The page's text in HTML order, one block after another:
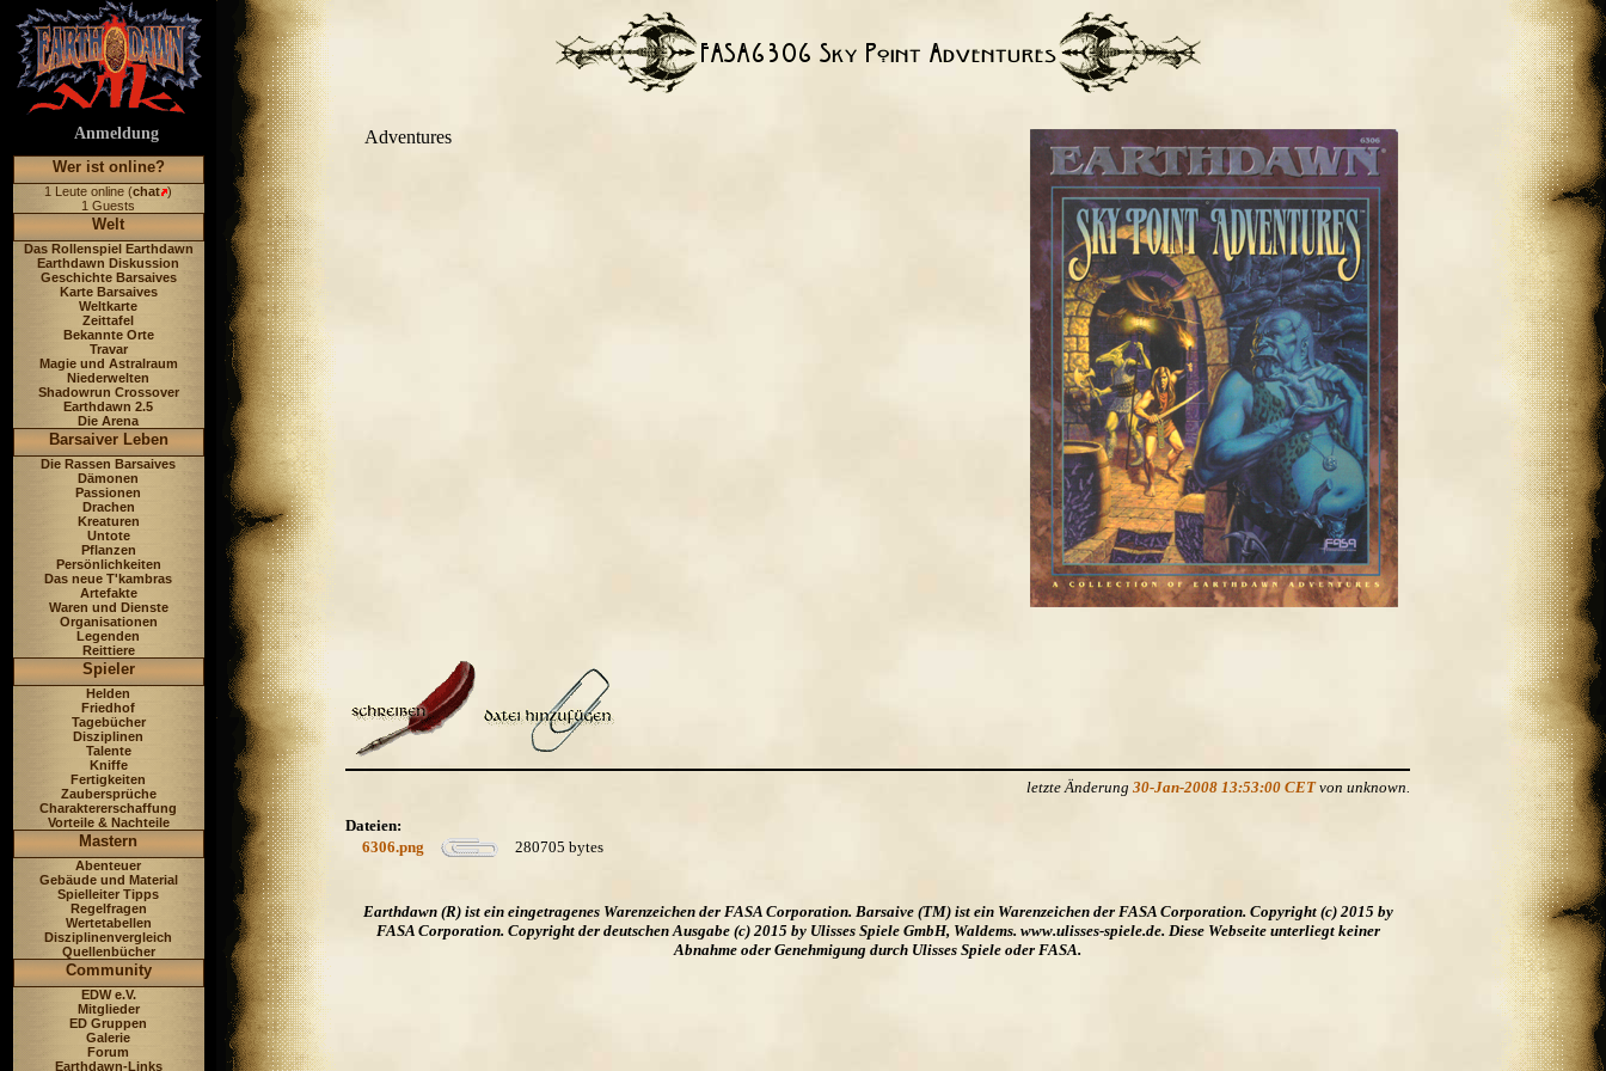
Anmeldung
Wer ist online?
1 Leute online (chat )
1 Guests
Welt
Das Rollenspiel Earthdawn
Earthdawn Diskussion
Geschichte Barsaives
Karte Barsaives
Weltkarte
Zeittafel
Bekannte Orte
Travar
Magie und Astralraum
Niederwelten
Shadowrun Crossover
Earthdawn 2.5
Die Arena
Barsaiver Leben
Die Rassen Barsaives
Dämonen
Passionen
Drachen
Kreaturen
Untote
Pflanzen
Persönlichkeiten
Das neue T'kambras
Artefakte
Waren und Dienste
Organisationen
Legenden
Reittiere
Spieler
Helden
Friedhof
Tagebücher
Disziplinen
Talente
Kniffe
Fertigkeiten
Zaubersprüche
Charaktererschaffung
Vorteile & Nachteile
Mastern
Abenteuer
Gebäude und Material
Spielleiter Tipps
Regelfragen
Wertetabellen
Disziplinenvergleich
Quellenbücher
Community
EDW e.V.
Mitglieder
ED Gruppen
Galerie
Forum
Earthdawn-Links
Adventures
letzte Änderung 30-Jan-2008 13:53:00 CETvon unknown.
Dateien:
6306.png
280705 bytes
Earthdawn (R) ist ein eingetragenes Warenzeichen der FASA Corporation. Barsaive (TM) ist ein Warenzeichen der FASA Corporation. Copyright (c) 2015 by
FASA Corporation. Copyright der deutschen Ausgabe (c) 2015 by Ulisses Spiele GmbH, Waldems. www.ulisses-spiele.de. Diese Webseite unterliegt keiner
Abnahme oder Genehmigung durch Ulisses Spiele oder FASA.